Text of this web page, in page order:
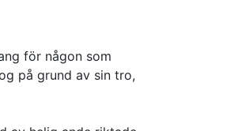
för någon som
på grund av sin tro,